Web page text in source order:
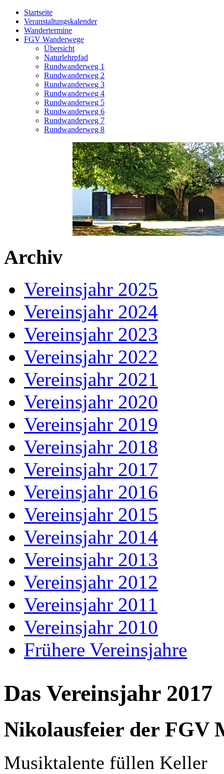
Startseite
Veranstaltungskalender
Wandertermine
FGV Wanderwege
Übersicht
Naturlehrpfad
Rundwanderweg 1
Rundwanderweg 2
Rundwanderweg 3
Rundwanderweg 4
Rundwanderweg 5
Rundwanderweg 6
Rundwanderweg 7
Rundwanderweg 8
Archiv
Vereinsjahr 2025
Vereinsjahr 2024
Vereinsjahr 2023
Vereinsjahr 2022
Vereinsjahr 2021
Vereinsjahr 2020
Vereinsjahr 2019
Vereinsjahr 2018
Vereinsjahr 2017
Vereinsjahr 2016
Vereinsjahr 2015
Vereinsjahr 2014
Vereinsjahr 2013
Vereinsjahr 2012
Vereinsjahr 2011
Vereinsjahr 2010
Frühere Vereinsjahre
Das Vereinsjahr 2017
Nikolausfeier der FGV
Musiktalente füllen Keller